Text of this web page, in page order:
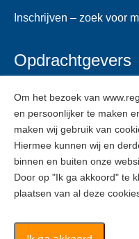
Inschrijven – zoek voor
Opdrachtgevers
Veelgestelde vragen
Inschrijven
ZZPers
Inschrijven
Om het bezoek van
en persoonlijker te maken
maken wij gebruik van
Hiermee kunnen wij en
binnen en buiten onze
Door op "Ik ga akkoord" te
plaatsen van al deze